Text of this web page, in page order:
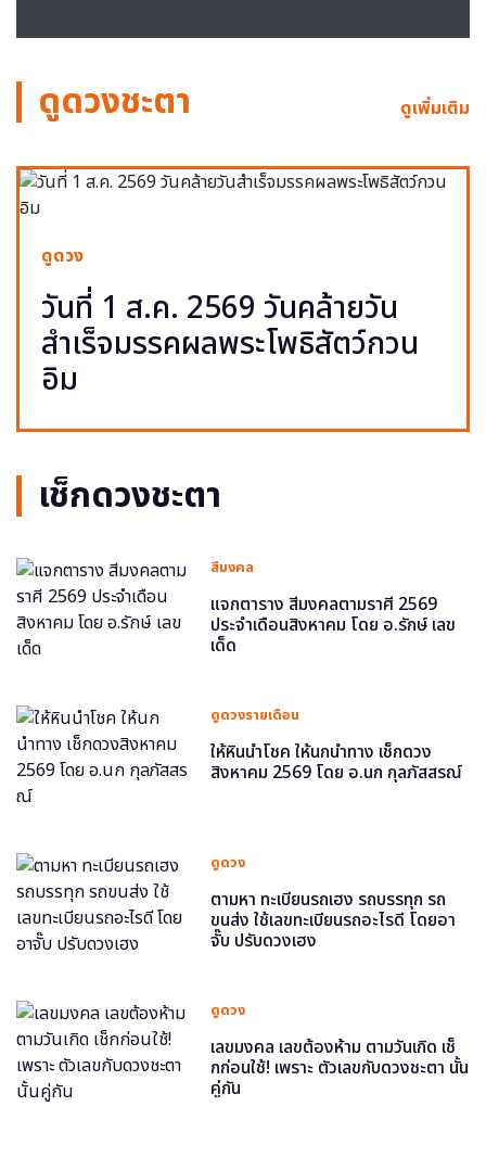
ดูดวงชะตา ดูเพิ่มเติม
ดูดวง
วันที่ 1 ส.ค. 2569 วันคล้ายวัน
สำเร็จมรรคผลพระโพธิสัตว์กวน
อิม
เช็กดวงชะตา
สีมงคล
แจกตาราง สีมงคลตามราศี 2569
ประจำเดือนสิงหาคม โดย อ.รักษ์ เลข
เด็ด
ดูดวงรายเดือน
ให้หินนำโชค ให้นกนำทาง เช็กดวง
สิงหาคม 2569 โดย อ.นก กุลภัสสรณ์
ดูดวง
ตามหา ทะเบียนรถเฮง รถบรรทุก รถ
ขนส่ง ใช้เลขทะเบียนรถอะไรดี โดยอา
จั๊บ ปรับดวงเฮง
ดูดวง
เลขมงคล เลขต้องห้าม ตามวันเกิด เช็
กก่อนใช้! เพราะ ตัวเลขกับดวงชะตา นั้น
คู่กัน